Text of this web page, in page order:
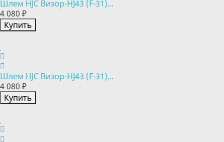
Шлем HJC Визор-HJ43 (F-31)...
4 080 ₽
Купить
Шлем HJC Визор-HJ43 (F-31)...
4 080 ₽
Купить